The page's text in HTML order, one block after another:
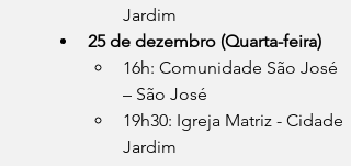
Jardim
25 de dezembro (Quarta-feira)
16h: Comunidade São José
– São José
19h30: Igreja Matriz - Cidade
Jardim